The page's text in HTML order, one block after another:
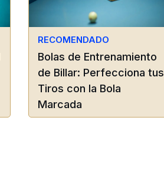
RECOMENDADO
Bolas de Entrenamiento
de Billar: Perfecciona tus
Tiros con la Bola
Marcada